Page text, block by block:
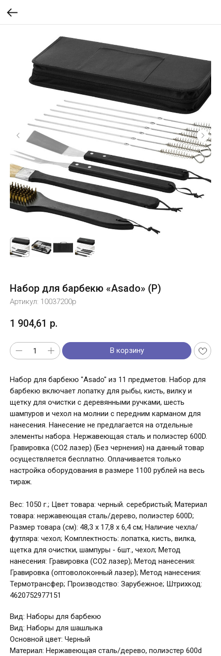
Набор для барбекю «Asado» (Р)
Артикул: 10037200p
1 904,61 р.
В корзину
Набор для барбекю "Asado" из 11 предметов. Набор для
барбекю включает лопатку для рыбы, кисть, вилку и
щетку для очистки с деревянными ручками, шесть
шампуров и чехол на молнии с передним карманом для
нанесения. Нанесение не предлагается на отдельные
элементы набора. Нержавеющая сталь и полиэстер 600D.
Гравировка (CO2 лазер) (Без чернения) на данный товар
осуществляется бесплатно. Оплачивается только
настройка оборудования в размере 1100 рублей на весь
тираж.
Вес: 1050 г.; Цвет товара: черный. серебристый; Материал
товара: нержавеющая сталь/дерево, полиэстер 600D;
Размер товара (см): 48,3 х 17,8 х 6,4 см; Наличие чехла/
футляра: чехол; Комплектность: лопатка, кисть, вилка,
щетка для очистки, шампуры - 6шт., чехол; Метод
нанесения: Гравировка (CO2 лазер); Метод нанесения:
Гравировка (оптоволоконный лазер); Метод нанесения:
Термотрансфер; Производство: Зарубежное; Штрихкод:
4620752977151
Вид: Наборы для барбекю
Вид: Наборы для шашлыка
Основной цвет: Черный
Материал: Нержавеющая сталь/дерево, полиэстер 600d